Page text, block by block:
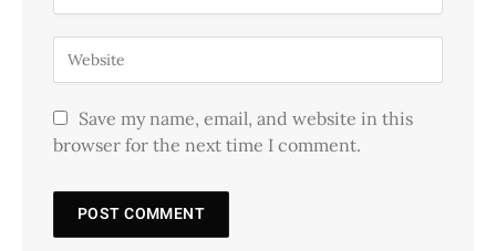
Save my name, email, and website in this
browser for the next time I comment.